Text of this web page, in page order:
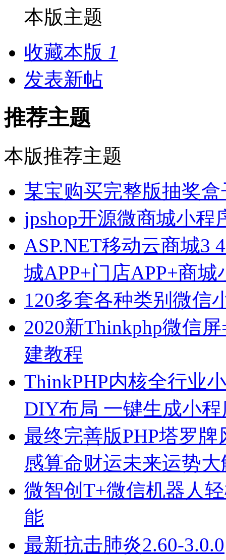
本版主题
收藏本版 1
发表新帖
推荐主题
本版推荐主题
某宝购买完整版抽奖
jpshop开源微商城小程
ASP.NET移动云商城3
城APP+门店APP+商
120多套各种类别微信
2020新Thinkphp微信
建教程
ThinkPHP内核全行业
DIY布局 一键生成小程
最终完善版PHP塔罗
感算命财运未来运势大
微智创T+微信机器人
能
最新抗击肺炎2.60-3.0.0